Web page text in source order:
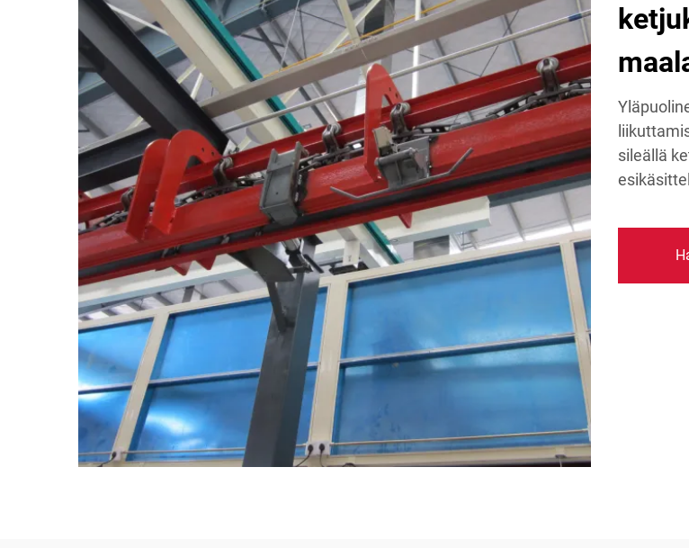
sileällä